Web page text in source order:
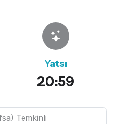
Yatsı
20:59
Temkinli